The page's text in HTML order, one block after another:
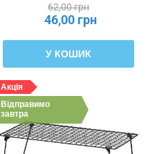
62,00 грн
46,00 грн
У КОШИК
Акція
Відправимо
завтра